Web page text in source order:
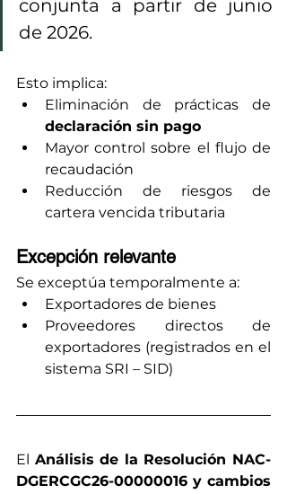
conjunta a partir de junio
de 2026.
Esto implica:
declaración sin pago
Mayor control sobre el flujo de
recaudación
Reducción de riesgos de
cartera vencida tributaria
Excepción relevante
Se exceptúa temporalmente a:
Exportadores de bienes
Proveedores directos de
exportadores (registrados en el
sistema SRI – SID)
El Análisis de la Resolución NAC-
DGERCGC26-00000016 y cambios